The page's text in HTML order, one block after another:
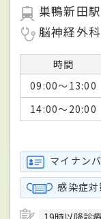
巣鴨新田
脳神経外科
時間
09:00～13:00
14:00～20:00
マイナン
感染症